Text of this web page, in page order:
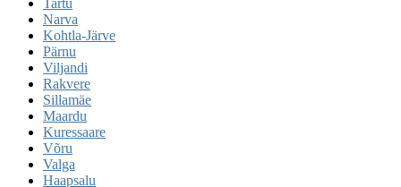
Narva
Kohtla-Järve
Pärnu
Viljandi
Rakvere
Sillamäe
Maardu
Kuressaare
Võru
Valga
Haapsalu